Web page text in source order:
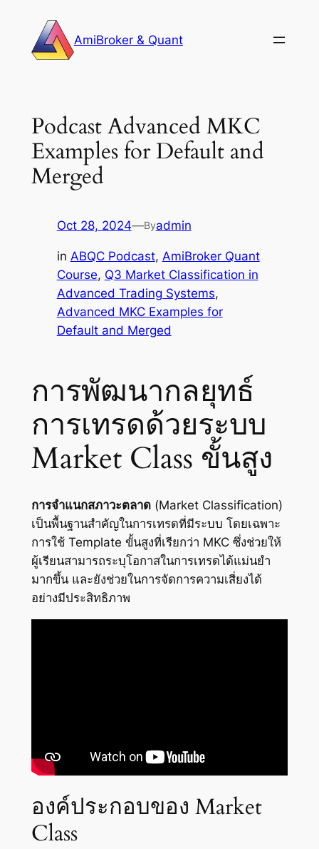
content
AmiBroker & Quant
Podcast Advanced MKC
Examples for Default and
Merged
Oct 28, 2024—Byadmin
in ABQC Podcast, AmiBroker Quant
Course, Q3 Market Classification in
Advanced Trading Systems
Advanced MKC Examples for
Default and Merged
การพัฒนากลยุทธ์
การเทรดด้วยระบบ
Market Class ขั้นสูง
การจำแนกสภาวะตลาด(Market Classification)
เป็นพื้นฐานสำคัญในการเทรดที่มีระบบ โดยเฉพาะ
การใช้ Template ขั้นสูงที่เรียกว่า MKC ซึ่งช่วยให้
ผู้เรียนสามารถระบุโอกาสในการเทรดได้แม่นยำ
มากขึ้น และยังช่วยในการจัดการความเสี่ยงได้
อย่างมีประสิทธิภาพ
องค์ประกอบของ Market
Class